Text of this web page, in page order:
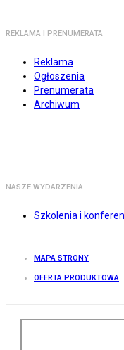
REKLAMA I PRENUMERATA
Reklama
Ogłoszenia
Prenumerata
Archiwum
NASZE WYDARZENIA
Szkolenia i
MAPA STRONY
OFERTA PRODUKTOWA